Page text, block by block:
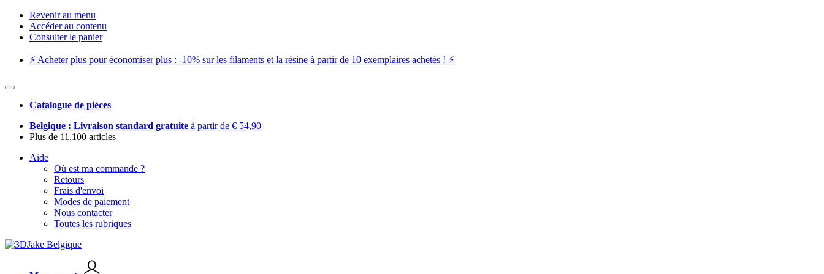
Revenir au menu
Accéder au contenu
Consulter le panier
⚡️ Acheter plus pour économiser plus : -10% sur les filaments et la résine à partir de 10 exemplaires achetés ! ⚡️
Catalogue de pièces
Belgique : Livraison standard gratuite à partir de € 54,90
Plus de 11.100 articles
Aide
Où est ma commande ?
Retours
Frais d'envoi
Modes de paiement
Nous contacter
Toutes les rubriques